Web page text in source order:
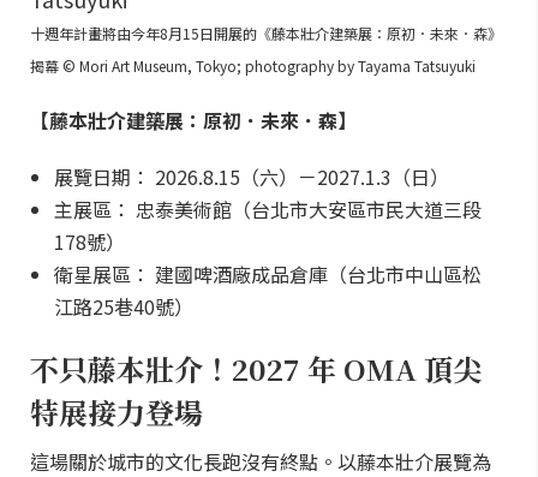
十週年計畫將由今年8月15日開展的《藤本壯介建築展：原初．未來．森》
揭幕 © Mori Art Museum, Tokyo; photography by Tayama Tatsuyuki
【藤本壯介建築展：原初．未來．森】
展覽日期： 2026.8.15（六）－2027.1.3（日）
主展區： 忠泰美術館（台北市大安區市民大道三段
178號）
衛星展區： 建國啤酒廠成品倉庫（台北市中山區松
江路25巷40號）
不只藤本壯介！2027 年 OMA 頂尖
特展接力登場
這場關於城市的文化長跑沒有終點。以藤本壯介展覽為